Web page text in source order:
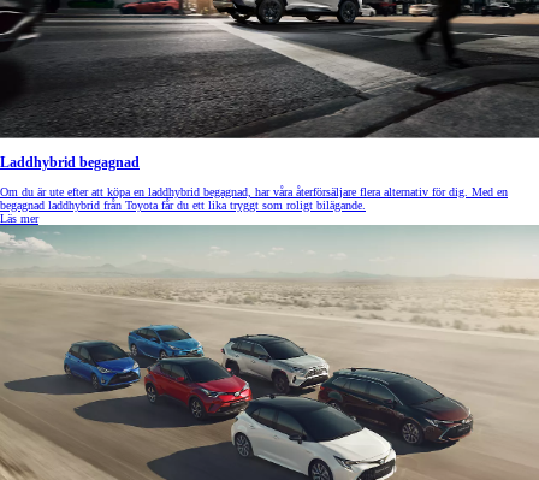
Laddhybrid begagnad
Om du är ute efter att köpa en laddhybrid begagnad, har våra återförsäljare flera alternativ för dig. Med en
begagnad laddhybrid från Toyota får du ett lika tryggt som roligt bilägande.
Läs mer